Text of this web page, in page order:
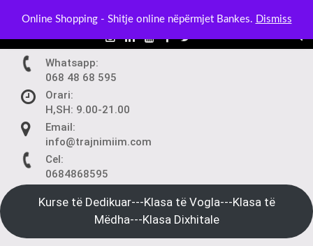
content
BLOG: Kurset në Klasë Dixhitale – Mëso nga Telefoni ose
Whatsapp:
068 48 68 595
Orari:
H,SH: 9.00-21.00
Email:
info@trajnimiim.com
Cel:
0684868595
Kurse të Dedikuar---Klasa të Vogla---Klasa të
Mëdha---Klasa Dixhitale
Online Shopping - Shitje online nëpërmjet Bankes. Dismiss